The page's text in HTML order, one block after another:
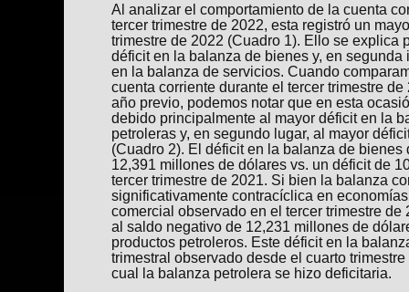
Al analizar el comportamiento de la cuenta
tercer trimestre de 2022, esta registró un
trimestre de 2022 (Cuadro 1). Ello se explica
déficit en la balanza de bienes y, en
en la balanza de servicios. Cuando
cuenta corriente durante el tercer trimestre
año previo, podemos notar que en esta
debido principalmente al mayor déficit en la
petroleras y, en segundo lugar, al mayor
(Cuadro 2). El déficit en la balanza de bienes
12,391 millones de dólares vs. un déficit de
tercer trimestre de 2021. Si bien la balanza
significativamente contracíclica en
comercial observado en el tercer trimestre
al saldo negativo de 12,231 millones de
productos petroleros. Este déficit en la
trimestral observado desde el cuarto
cual la balanza petrolera se hizo deficitaria.